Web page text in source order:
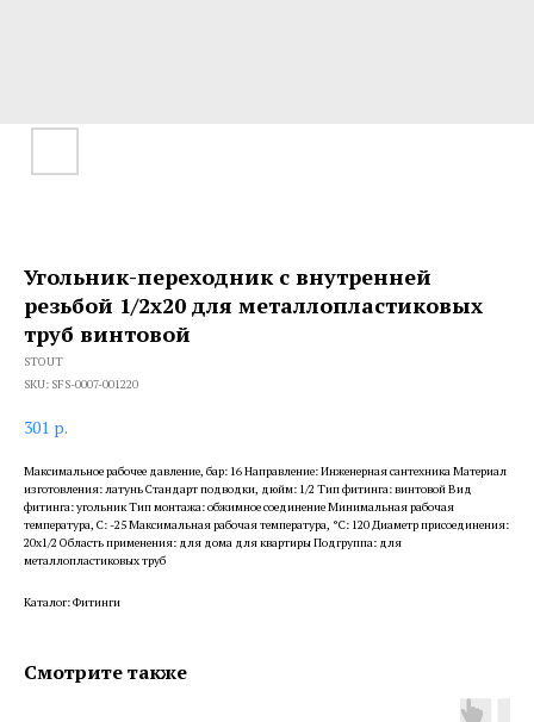
Угольник-переходник с внутренней
резьбой 1/2х20 для металлопластиковых
труб винтовой
STOUT
SKU: SFS-0007-001220
301 р.
Максимальное рабочее давление, бар: 16 Направление: Инженерная сантехника Материал
изготовления: латунь Стандарт подводки, дюйм: 1/2 Тип фитинга: винтовой Вид
фитинга: угольник Тип монтажа: обжимное соединение Минимальная рабочая
температура, С: -25 Максимальная рабочая температура, °С: 120 Диаметр присоединения:
20x1/2 Область применения: для дома для квартиры Подгруппа: для
металлопластиковых труб
Каталог: Фитинги
Смотрите также